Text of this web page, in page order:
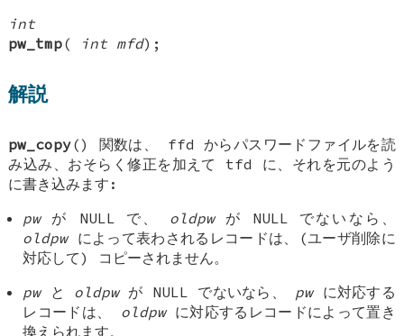
int
pw_tmp( int mfd);
解説
pw_copy() 関数は、 ffd からパスワードファイルを読
み込み、おそらく修正を加えて tfd
に、それを元のよう
に書き込みます:
pwが NULL で、 oldpwが NULL でないなら、
oldpwによって表わされるレコードは、(ユーザ削除に
対応して) コピーされません。
pwと oldpwが NULL でないなら、 pwに対応する
レコードは、 oldpwに対応するレコードによって置き
換えられます。